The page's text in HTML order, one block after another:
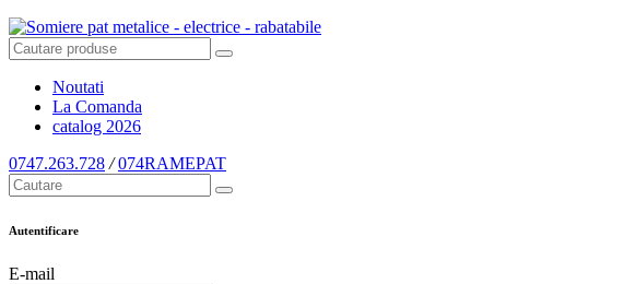
Noutati
La Comanda
catalog 2026
0747.263.728 / 074RAMEPAT
Autentificare
E-mail